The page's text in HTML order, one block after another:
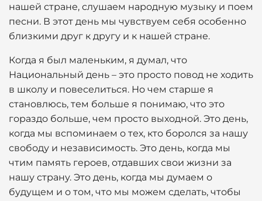
нашей стране, слушаем народную музыку и поем
песни. В этот день мы чувствуем себя особенно
близкими друг к другу и к нашей стране.
Когда я был маленьким, я думал, что
Национальный день – это просто повод не ходить
в школу и повеселиться. Но чем старше я
становлюсь, тем больше я понимаю, что это
гораздо больше, чем просто выходной. Это день,
когда мы вспоминаем о тех, кто боролся за нашу
свободу и независимость. Это день, когда мы
чтим память героев, отдавших свои жизни за
нашу страну. Это день, когда мы думаем о
будущем и о том, что мы можем сделать, чтобы